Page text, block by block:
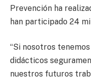
Prevención ha
han participado 24
“Si nosotros
didácticos
nuestros futuros